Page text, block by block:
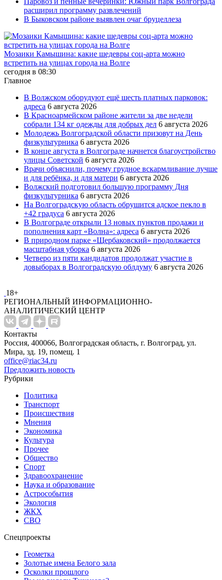
расширил программу развлечений
В Быковском районе выявлен очаг бруцеллеза
Мозаики Камышина: какие шедевры соц-арта можно
встретить на улицах города на Волге
сегодня в 08:30
Главное
В Волжском оборудуют ещё шесть платных парковок:
адреса 6 августа 2026
В Красноармейском районе жители за две недели
собрали 134 кг одежды для добрых дел 6 августа 2026
Молодежь Волгоградской области призовут на День
физкультурника 6 августа 2026
В конце августа в Волгограде начнется благоустройство
улицы Советской 6 августа 2026
Врачи объяснили, почему грудное вскармливание лучше
и для ребёнка, и для матери 6 августа 2026
Волжский подготовил большую программу Дня
физкультурника 6 августа 2026
На Волгоградскую область обрушится адское пекло в
+42 градуса 6 августа 2026
В Волгограде открыли 13 новых пунктов продажи и
пополнения карт «Волна»: адреса 6 августа 2026
В природном парке «Щербаковский» продолжается
масштабная уборка 6 августа 2026
Четверо из пяти кандидатов продолжат участие в
довыборах в Волгоградскую облдуму 6 августа 2026
18+
РЕГИОНАЛЬНЫЙ ИНФОРМАЦИОННО-
АНАЛИТИЧЕСКИЙ ЦЕНТР
Контакты
Россия, 400066, Волгоградская область, г. Волгоград, ул.
Мира, зд. 19, помещ. 1
office@riac34.ru
Предложить новость
Рубрики
Политика
Транспорт
Происшествия
Мнения
Экономика
Культура
Прочее
Общество
Спорт
Здравоохранение
Наука и образование
Астрособытия
Экология
ЖКХ
СВО
Спецпроекты
Геометка
Золотые имена Белого зала
Осколки прошлого